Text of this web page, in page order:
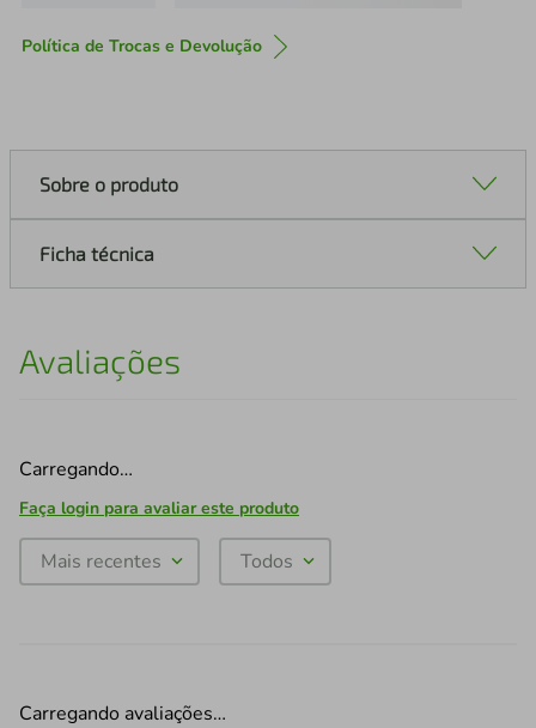
Política de Trocas e Devolução
Sobre o produto
Ficha técnica
Avaliações
Carregando…
Faça login para avaliar este produto
Mais recentes Todos
Carregando avaliações…